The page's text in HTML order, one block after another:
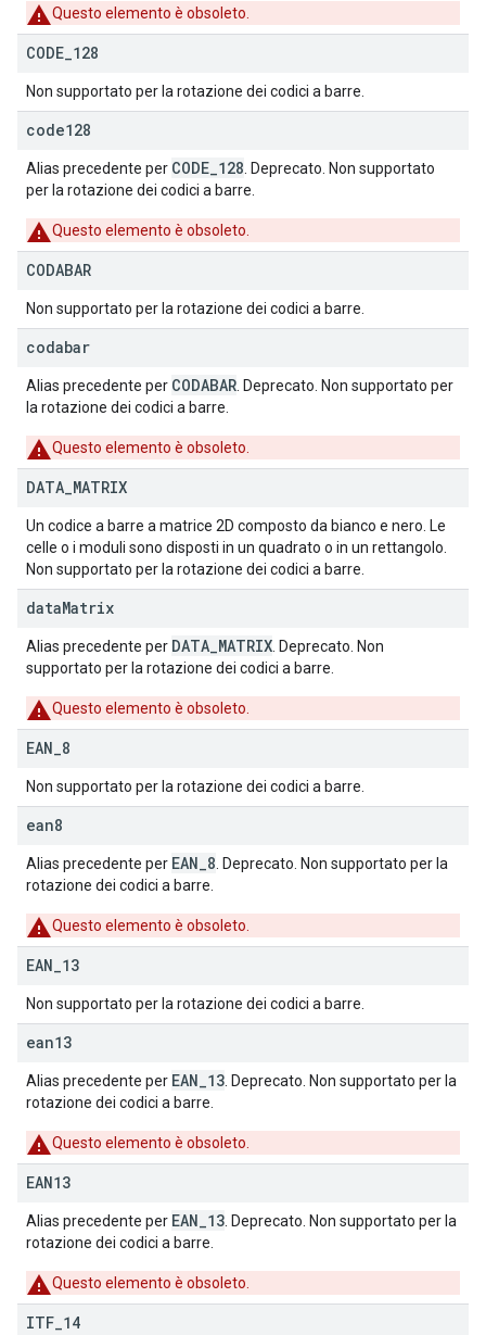
Questo elemento è obsoleto.
CODE 128
Non supportato per la rotazione dei codici a barre.
code128
Alias precedente per CODE_128 . Deprecato. Non supportato
per la rotazione dei codici a barre.
Questo elemento è obsoleto.
CODABAR
Non supportato per la rotazione dei codici a barre.
codabar
Alias precedente per CODABAR . Deprecato. Non supportato per
la rotazione dei codici a barre.
Questo elemento è obsoleto.
DATA MATRIX
Un codice a barre a matrice 2D composto da bianco e nero. Le
celle o i moduli sono disposti in un quadrato o in un rettangolo.
Non supportato per la rotazione dei codici a barre.
dataMatrix
Alias precedente per DATA_MATRIX . Deprecato. Non
supportato per la rotazione dei codici a barre.
Questo elemento è obsoleto.
EAN 8
Non supportato per la rotazione dei codici a barre.
ean8
Alias precedente per EAN_8 . Deprecato. Non supportato per la
rotazione dei codici a barre.
Questo elemento è obsoleto.
EAN 13
Non supportato per la rotazione dei codici a barre.
ean13
Alias precedente per EAN_13 . Deprecato. Non supportato per la
rotazione dei codici a barre.
Questo elemento è obsoleto.
EAN13
Alias precedente per EAN_13 . Deprecato. Non supportato per la
rotazione dei codici a barre.
Questo elemento è obsoleto.
ITF 14